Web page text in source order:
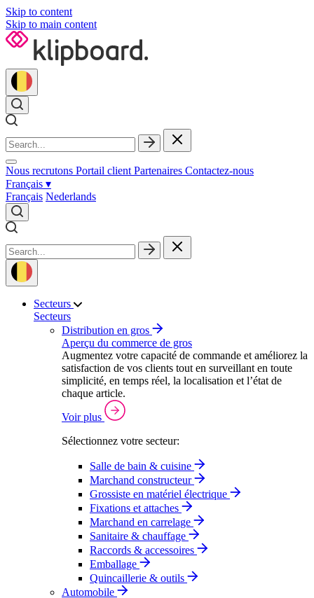
Skip to content
Skip to main content
Nous recrutons Portail client Partenaires Contactez‑nous
Français ▾
Français Nederlands
Secteurs
Secteurs
Distribution en gros
Aperçu du commerce de gros
Augmentez votre capacité de commande et améliorez la
satisfaction de vos clients tout en surveillant en toute
simplicité, en temps réel, la localisation et l’état de
chaque article.
Voir plus
Sélectionnez votre secteur:
Salle de bain & cuisine
Marchand constructeur
Grossiste en matériel électrique
Fixations et attaches
Marchand en carrelage
Sanitaire & chauffage
Raccords & accessoires
Emballage
Quincaillerie & outils
Automobile